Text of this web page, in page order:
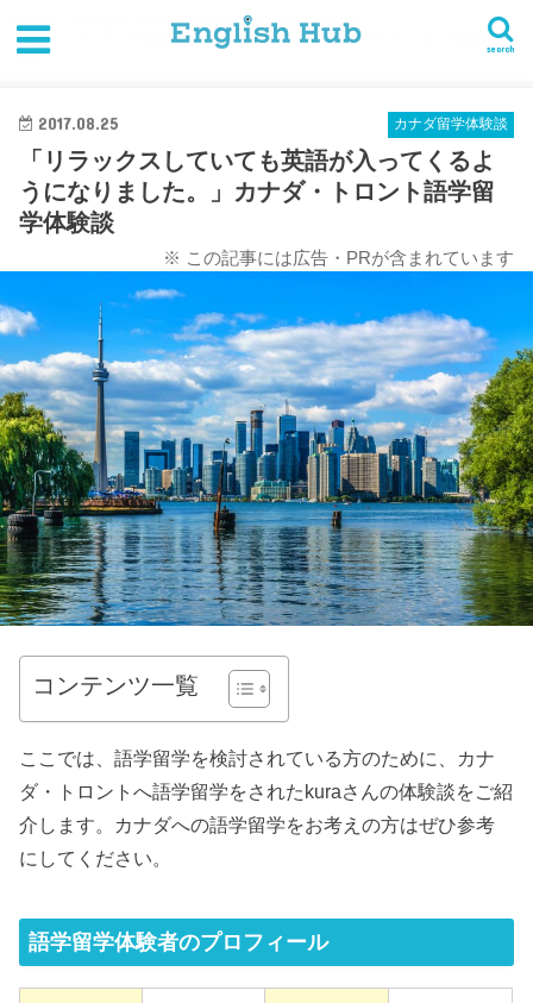
search
語学留学の体験談
カナダ留学体験談
「リラックスしていても英語が入ってくるようになりました。」カナダ・トロント語学留学体
験談
カナダ留学体験談
2017.08.25
「リラックスしていても英語が入ってくるよ
うになりました。」カナダ・トロント語学留
学体験談
※ この記事には広告・PRが含まれています
コンテンツ一覧
ここでは、語学留学を検討されている方のために、カナ
ダ・トロントへ語学留学をされたkuraさんの体験談をご紹
介します。カナダへの語学留学をお考えの方はぜひ参考
にしてください。
語学留学体験者のプロフィール